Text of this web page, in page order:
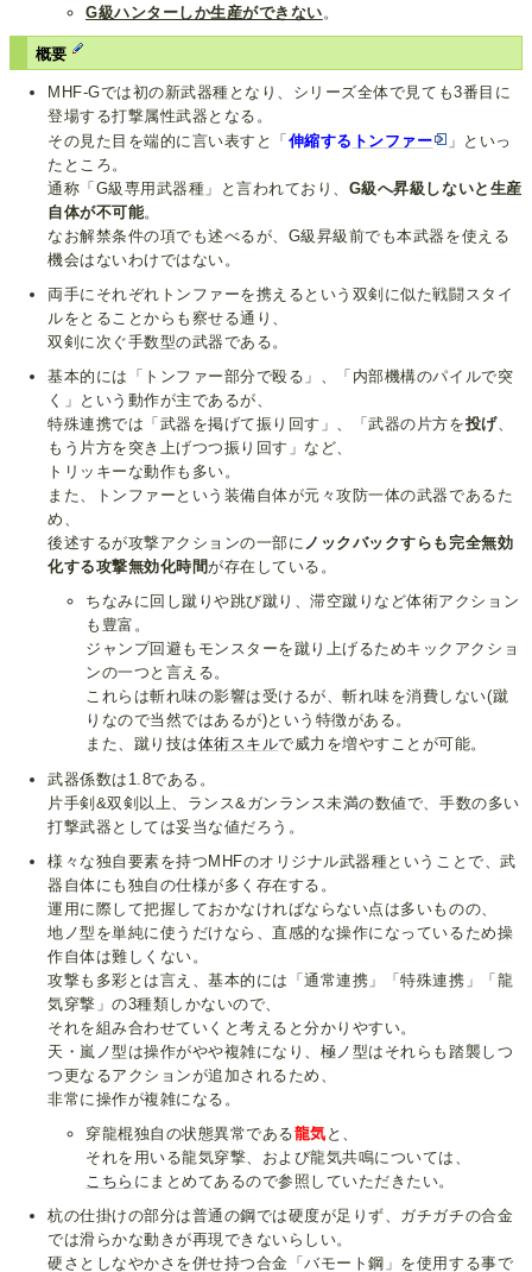
G級ハンターしか生産ができない 。
概要
MHF-Gでは初の新武器種となり、シリーズ全体で見ても3番目に
登場する打撃属性武器となる。
その見た目を端的に言い表すと「 伸縮する トンファー
」といっ
たところ。
通称「G級専用武器種」と言われており、 G級へ昇級しないと生産
自体が不可能。
なお解禁条件の項でも述べるが、G級昇級前でも本武器を使える
機会はないわけではない。
両手にそれぞれトンファーを携えるという双剣に似た戦闘スタイ
ルをとることからも察せる通り、
双剣に次ぐ手数型の武器である。
基本的には「トンファー部分で殴る」、「内部機構のパイルで突
く」という動作が主であるが、
特殊連携では「武器を掲げて振り回す」、「武器の片方を投げ、
もう片方を突き上げつつ振り回す」など、
トリッキーな動作も多い。
また、トンファーという装備自体が元々攻防一体の武器であるた
め、
後述するが攻撃アクションの一部に ノックバックすらも完全無効
化する攻撃無効化時間が存在している。
ちなみに回し蹴りや跳び蹴り、滞空蹴りなど体術アクション
も豊富。
ジャンプ回避もモンスターを蹴り上げるためキックアクショ
ンの一つと言える。
これらは斬れ味の影響は受けるが、斬れ味を消費しない(蹴
りなので当然ではあるが)という特徴がある。
また、蹴り技は体術スキルで威力を増やすことが可能。
武器係数は1.8である。
片手剣&双剣以上、ランス&ガンランス未満の数値で、手数の多い
打撃武器としては妥当な値だろう。
様々な独自要素を持つMHFのオリジナル武器種ということで、武
器自体にも独自の仕様が多く存在する。
運用に際して把握しておかなければならない点は多いものの、
地ノ型を単純に使うだけなら、直感的な操作になっているため操
作自体は難しくない。
攻撃も多彩とは言え、基本的には「通常連携」「特殊連携」「龍
気穿撃」の3種類しかないので、
それを組み合わせていくと考えると分かりやすい。
天・嵐ノ型は操作がやや複雑になり、極ノ型はそれらも踏襲しつ
つ更なるアクションが追加されるため、
非常に操作が複雑になる。
穿龍棍独自の状態異常である龍気 と、
それを用いる龍気穿撃、および龍気共鳴については、
こちら にまとめてあるので参照していただきたい。
杭の仕掛けの部分は普通の鋼では硬度が足りず、ガチガチの合金
では滑らかな動きが再現できないらしい。
硬さとしなやかさを併せ持つ合金「バモート鋼」を使用する事で